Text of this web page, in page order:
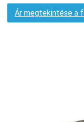
Ár megtekintése a